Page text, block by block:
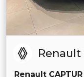
Renault
Renault